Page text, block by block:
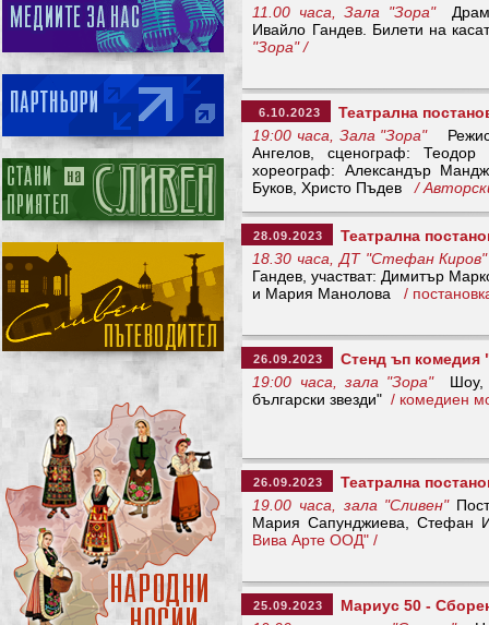
11.00 часа, Зала "Зора"
Ивайло Гандев. Билети на
"Зора" /
6.10.2023
Театрална
19:00 часа, Зала "Зора"
Ангелов, сценограф:
хореограф: Александър
Буков, Христо Пъдев/
28.09.2023
Театрална
18.30 часа, ДТ "Стефан Киров"
Гандев, участват: Димитър
и Мария Манолова/
26.09.2023
Стенд ъп комедия
19:00 часа, зала "Зора"Шоу, в
български звезди"/ комедиен
26.09.2023
Театрална
19.00 часа, зала "Сливен"
Мария Сапунджиева, Стефан
Вива Арте ООД" /
25.09.2023
Мариус 50 -